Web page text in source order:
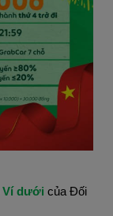
Ví dưới của Đối